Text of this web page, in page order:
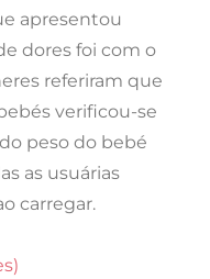
apresentou
dores foi com o
referiram que
verificou-se
peso do bebé
as usuárias
carregar.